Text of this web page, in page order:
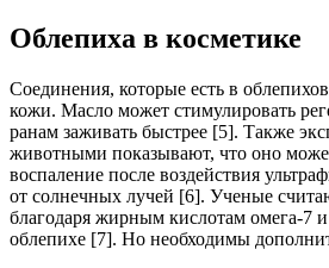
Облепиха в косметике
Соединения, которые есть в
кожи. Масло может стимулировать
ранам заживать быстрее [5]. Также
животными показывают, что оно
воспаление после воздействия
от солнечных лучей [6]. Ученые
благодаря жирным кислотам омега-7 и
облепихе [7]. Но необходимы